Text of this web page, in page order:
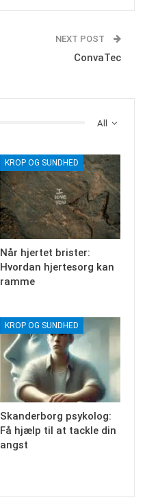
NEXT POST
ConvaTec
All
KROP OG SUNDHED
Når hjertet brister:
Hvordan hjertesorg kan
ramme
KROP OG SUNDHED
Skanderborg psykolog:
Få hjælp til at tackle din
angst